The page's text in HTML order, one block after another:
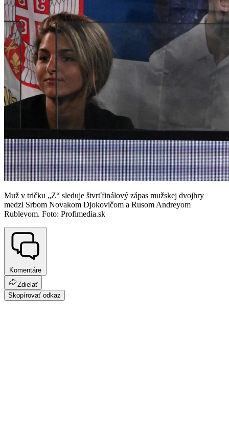
Muž v tričku „Z“ sleduje štvrťfinálový zápas mužskej dvojhry
medzi Srbom Novakom Djokovičom a Rusom Andreyom
Rublevom. Foto: Profimedia.sk
Komentáre
Zdielať
Skopírovať odkaz